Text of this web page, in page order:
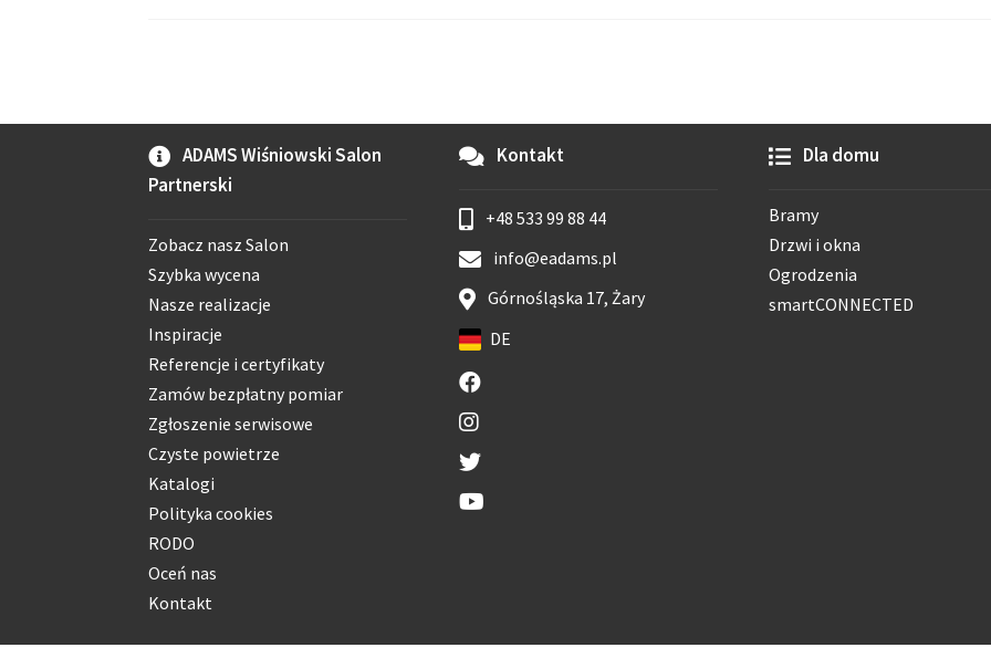
ADAMS Wiśniowski Salon
Partnerski
Zobacz nasz Salon
Szybka wycena
Nasze realizacje
Inspiracje
Referencje i certyfikaty
Zamów bezpłatny pomiar
Zgłoszenie serwisowe
Czyste powietrze
Katalogi
Polityka cookies
RODO
Oceń nas
Kontakt
Kontakt
+48 533 99 88 44
info@eadams.pl
Górnośląska 17, Żary
DE
Dla domu
Bramy
Drzwi i okna
Ogrodzenia
smartCONNECTED